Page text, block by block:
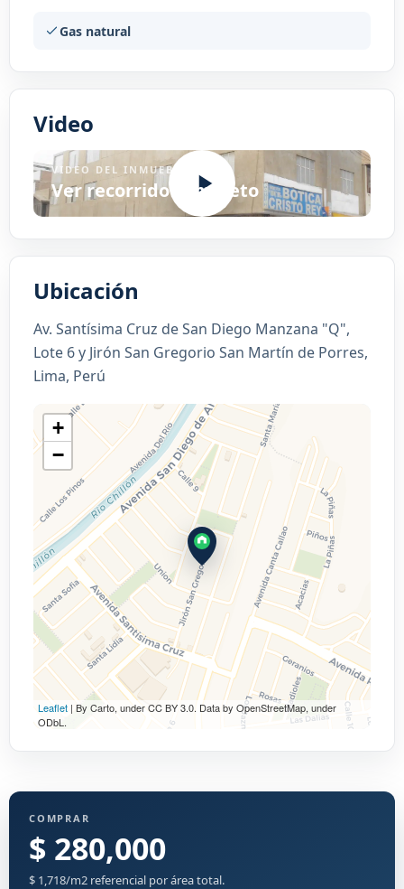
Gas natural
Video
VIDEO DEL INMUEBLE
Ver recorrido completo
Ubicación
Av. Santísima Cruz de San Diego Manzana "Q",
Lote 6 y Jirón San Gregorio San Martín de Porres,
Lima, Perú
+
−
Leaflet | By Carto, under CC BY 3.0. Data by OpenStreetMap, under
ODbL.
COMPRAR
$ 280,000
$ 1,718/m2 referencial por área total.